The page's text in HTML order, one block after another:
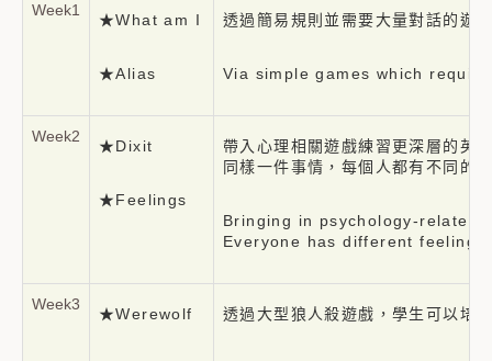
Week1
★What am I
★Alias
透過簡易規則並需要大量對話的遊
Via simple games which
Week2
★Dixit
★Feelings
帶入心理相關遊戲練習更深層的英
同樣一件事情，每個人都有不同的
Bringing in psychology-related
Everyone has different
Week3
★Werewolf 透過大型狼人殺遊戲，學生可以培